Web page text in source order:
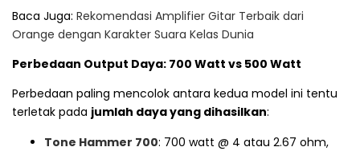
Baca Juga: Rekomendasi Amplifier Gitar Terbaik dari
Orange dengan Karakter Suara Kelas Dunia
Perbedaan Output Daya: 700 Watt vs 500 Watt
Perbedaan paling mencolok antara kedua model ini tentu
terletak pada jumlah daya yang dihasilkan:
Tone Hammer 700: 700 watt @ 4 atau 2.67 ohm,